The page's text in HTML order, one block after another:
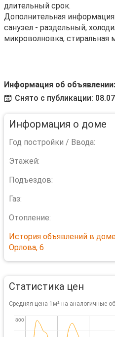
длительный срок.
Дополнительная информация:
санузел - раздельный,
микроволновка, стиральная
Информация об объявлении:
Снято с публикации:
Информация о доме
Год постройки / Ввода:
Этажей:
Подъездов:
Газ:
Отопление:
История объявлений в
Орлова, 6
Статистика цен
Средняя цена 1м² на аналогичные
800
800